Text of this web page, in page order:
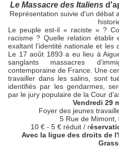
Le Massacre des Italiens
Représentation suivie d'un débat
Le peuple est-il « raciste » ?
racisme ? Quelle relation établir
exaltant l’identité nationale et
Le 17 août 1893 a eu lieu à
sanglants massacres
contemporaine de France. Une
travailler dans les salins, sont
identifiés par les gendarmes,
par le jury populaire de la Cour
Vendredi 29
Foyer des jeunes
5 Rue de Mimont,
10 € - 5 € réduit / r
Avec la ligue des droits de